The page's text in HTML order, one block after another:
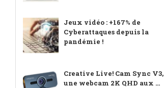
Jeux vidéo : +167% de
Cyberattaques depuis la
pandémie !
Creative Live! Cam Sync V3,
une webcam 2K QHD aux ...